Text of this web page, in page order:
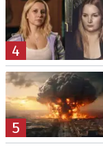
4
5